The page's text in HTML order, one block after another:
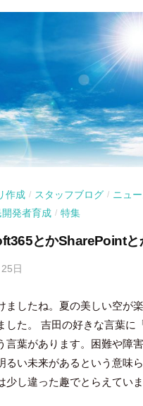
作成 / スタッフブログ / ニュ
開発者育成 / 特集
とかSharePointと
日
吉
田
豪
ましたね。夏の美しい空が
した。 吉田の好きな言葉に
言葉があります。困難や障
るい未来があるという意味
少し違った趣でとらえてい